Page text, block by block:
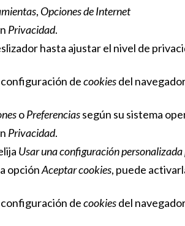
, Opciones de Internet
Privacidad.
hasta ajustar el nivel de
configuración decookiesdel
oPreferenciassegún su sistema
Privacidad.
Usar una configuración
opciónAceptar cookies, puede
configuración decookiesdel